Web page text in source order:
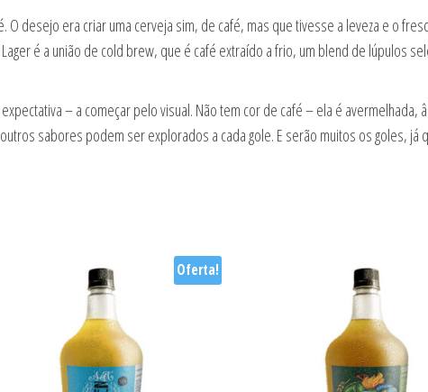
O desejo era criar uma cerveja sim, de café, mas que tivesse a leveza e o
é a união de cold brew, que é café extraído a frio, um blend de lúpulos
– a começar pelo visual. Não tem cor de café – ela é avermelhada,
sabores podem ser explorados a cada gole. E serão muitos os goles, já
Oferta!